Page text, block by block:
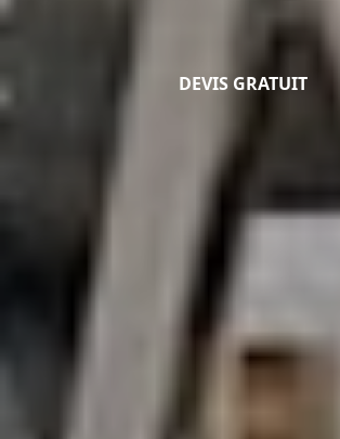
DEVIS GRATUIT